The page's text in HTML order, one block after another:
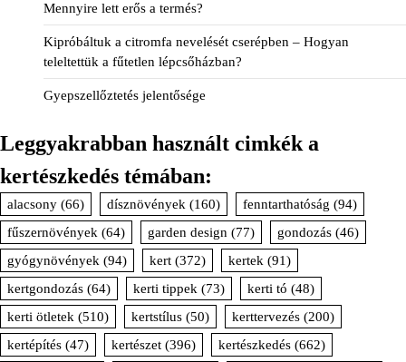
Mennyire lett erős a termés?
Kipróbáltuk a citromfa nevelését cserépben – Hogyan
teleltettük a fűtetlen lépcsőházban?
Gyepszellőztetés jelentősége
Leggyakrabban használt cimkék a
kertészkedés témában:
alacsony (66) dísznövények (160) fenntarthatóság (94)
fűszernövények (64) garden design (77) gondozás (46)
gyógynövények (94) kert (372) kertek (91)
kertgondozás (64) kerti tippek (73) kerti tó (48)
kerti ötletek (510) kertstílus (50) kerttervezés (200)
kertépítés (47) kertészet (396) kertészkedés (662)